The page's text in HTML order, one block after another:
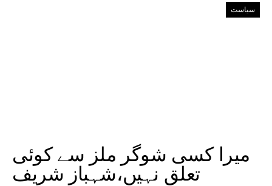
سیاست
میرا کسی شوگر ملز سے کوئی
تعلق نہیں،شہباز شریف